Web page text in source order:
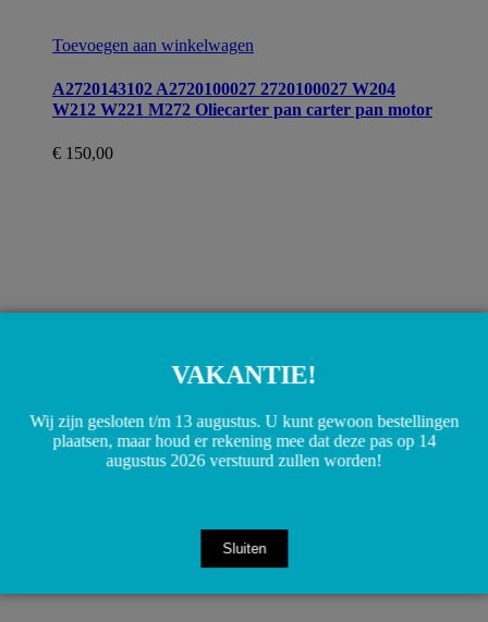
Toevoegen aan winkelwagen
A2720143102 A2720100027 2720100027 W204
W212 W221 M272 Oliecarter pan carter pan motor
€ 150,00
VAKANTIE!
Wij zijn gesloten t/m 13 augustus. U kunt gewoon bestellingen
plaatsen, maar houd er rekening mee dat deze pas op 14
augustus 2026 verstuurd zullen worden!
Sluiten